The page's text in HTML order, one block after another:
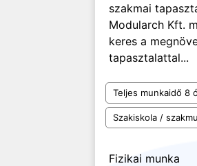
szakmai
Modularch Kft.
keres a
tapasztalattal...
Teljes munkaidő 8
Szakiskola /
Fizikai munka